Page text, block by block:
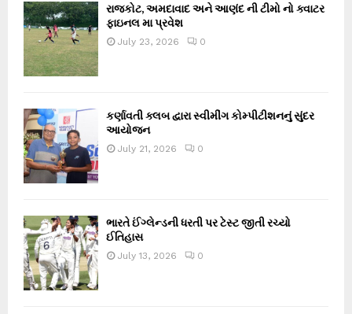
રાજકોટ, અમદાવાદ અને આણંદ ની ટીમો નો ક્વાટર
ફાઇનલ મા પ્રવેશ
July 23, 2026 0
કર્ણાવતી ક્લબ દ્વારા સ્વીમીંગ કોમ્પીટીશનનું સુંદર
આયોજન
July 21, 2026 0
ભારતે ઈંગ્લેન્ડની ધરતી પર ટેસ્ટ જીતી રચ્યો
ઈતિહાસ
July 13, 2026 0